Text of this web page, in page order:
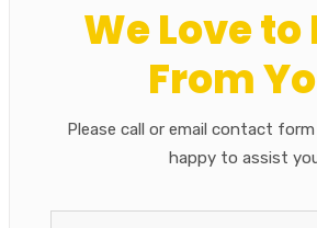
We Love to
From
Please call or email contact
happy to assist